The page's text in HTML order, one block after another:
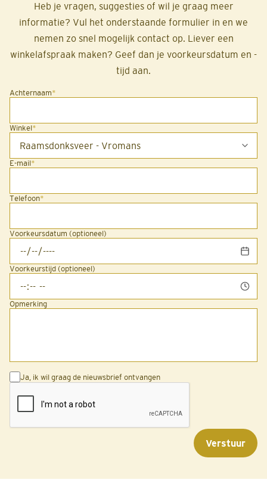
Heb je vragen, suggesties of wil je graag meer
informatie? Vul het onderstaande formulier in en we
nemen zo snel mogelijk contact op. Liever een
winkelafspraak maken? Geef dan je voorkeursdatum en -
tijd aan.
Achternaam*
Winkel*
E-mail*
Telefoon*
Voorkeursdatum (optioneel)
Voorkeurstijd (optioneel)
Opmerking
Ja, ik wil graag de nieuwsbrief ontvangen